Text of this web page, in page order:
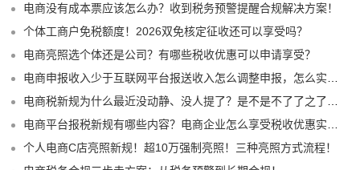
电商没有成本票应该怎么办？收到税务预警提醒合规解决方案！
个体工商户免税额度！2026双免核定征收还可以享受吗？
电商亮照选个体还是公司？有哪些税收优惠可以申请享受？
电商申报收入少于互联网平台报送收入怎么调整申报，怎么实现合规申报享受税收优惠！
电商税新规为什么最近没动静、没人提了？是不是不了了之了嘛？
电商平台报税新规有哪些内容？电商企业怎么享受税收优惠实现税务合规？
个人电商C店亮照新规！超10万强制亮照！三种亮照方式流程！